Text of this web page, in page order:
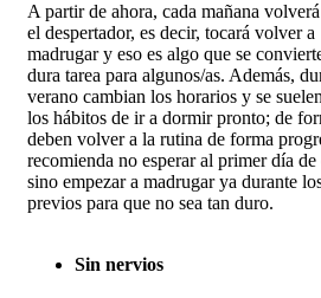
A partir de ahora, cada mañana
el despertador, es decir, tocará volver a
madrugar y eso es algo que se
dura tarea para algunos/as. Además,
verano cambian los horarios y se
los hábitos de ir a dormir pronto; de
deben volver a la rutina de forma
recomienda no esperar al primer día de
sino empezar a madrugar ya durante
previos para que no sea tan duro.
Sin nervios